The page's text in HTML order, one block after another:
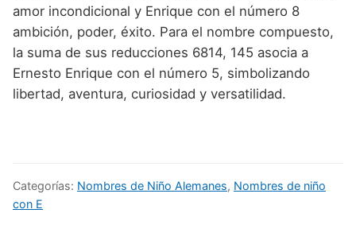
amor incondicional y Enrique con el número 8
ambición, poder, éxito. Para el nombre compuesto,
la suma de sus reducciones 6814, 145 asocia a
Ernesto Enrique con el número 5, simbolizando
libertad, aventura, curiosidad y versatilidad.
Categorías: Nombres de Niño Alemanes, Nombres de niño
con E